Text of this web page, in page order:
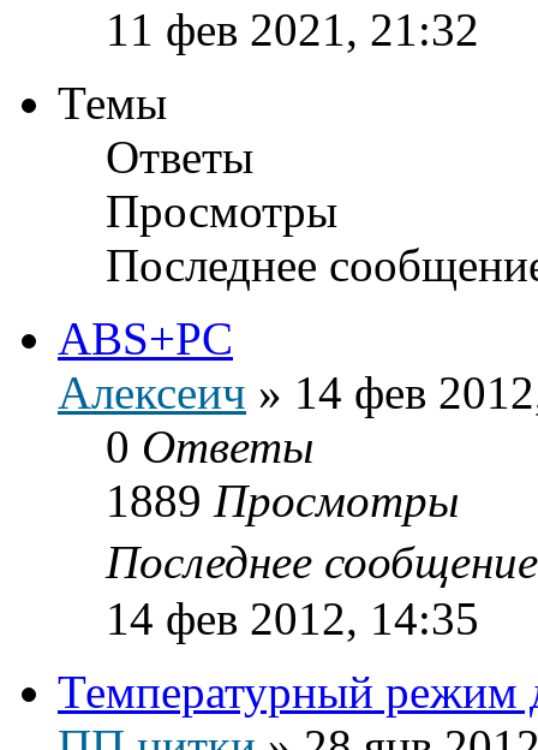
11 фев 2021, 21:32
Темы
Ответы
Просмотры
Последнее
ABS+PC
Алексеич » 14 фев
0 Ответы
1889 Просмотры
Последнее
14 фев 2012, 14:35
Температурный режим